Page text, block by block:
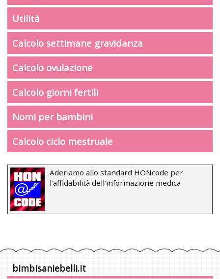
Utilità
Calcolo settimane gravidanza
Calcolo ovulazione
Calcolo giorni fertili
Nomi per bambini
Calcolo ciclo mestruale
Aderiamo allo standard HONcode per
l’affidabilità dell’informazione medica
bimbisaniebelli.it